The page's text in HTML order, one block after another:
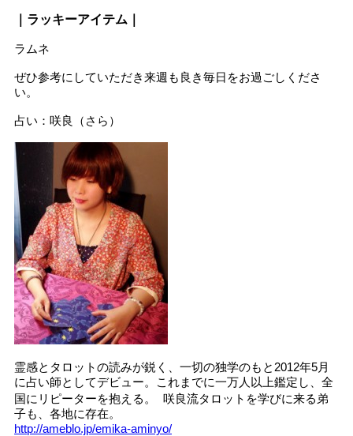
｜ラッキーアイテム｜
ラムネ
ぜひ参考にしていただき来週も良き毎日をお過ごしくださ
い。
占い：咲良（さら）
霊感とタロットの読みが鋭く、一切の独学のもと2012年5月
に占い師としてデビュー。これまでに一万人以上鑑定し、全
国にリピーターを抱える。 咲良流タロットを学びに来る弟
子も、各地に存在。
http://ameblo.jp/emika-aminyo/